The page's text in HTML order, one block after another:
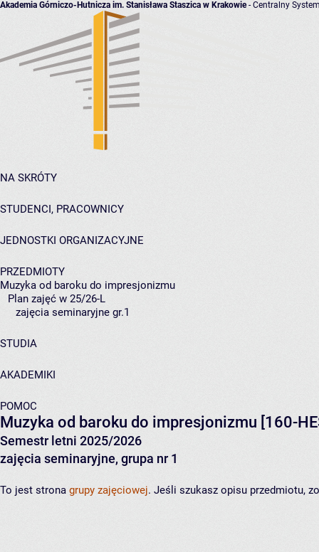
Akademia Górniczo-Hutnicza im. Stanisława Staszica w Krakowie- Centralny
NA SKRÓTY
STUDENCI, PRACOWNICY
JEDNOSTKI ORGANIZACYJNE
PRZEDMIOTY
Muzyka od baroku do impresjonizmu
Plan zajęć w 25/26-L
zajęcia seminaryjne gr.1
STUDIA
AKADEMIKI
POMOC
Muzyka od baroku do impresjonizmu [160-
Semestr letni 2025/2026
zajęcia seminaryjne, grupa nr 1
To jest strona grupy zajęciowej. Jeśli szukasz opisu przedmiotu,